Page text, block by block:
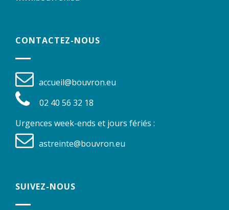
CONTACTEZ-NOUS
accueil@bouvron.eu
02 40 56 32 18
Urgences week-ends et jours fériés :
astreinte@bouvron.eu
SUIVEZ-NOUS